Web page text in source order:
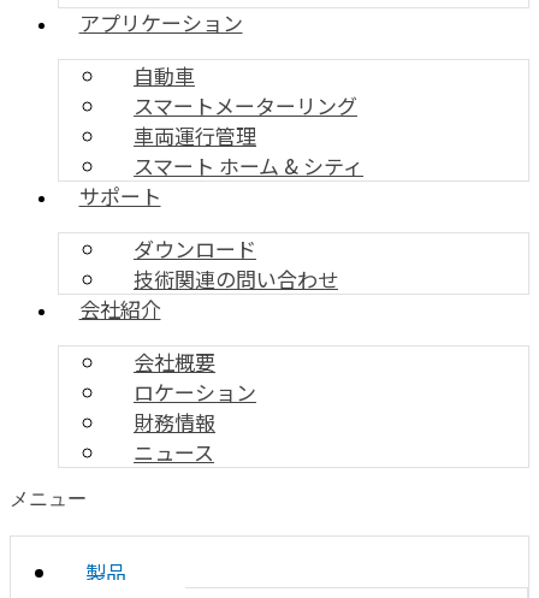
アプリケーション
自動車
スマートメーターリング
車両運行管理
スマート ホーム & シティ
サポート
ダウンロード
技術関連の問い合わせ
会社紹介
会社概要
ロケーション
財務情報
ニュース
メニュー
製品